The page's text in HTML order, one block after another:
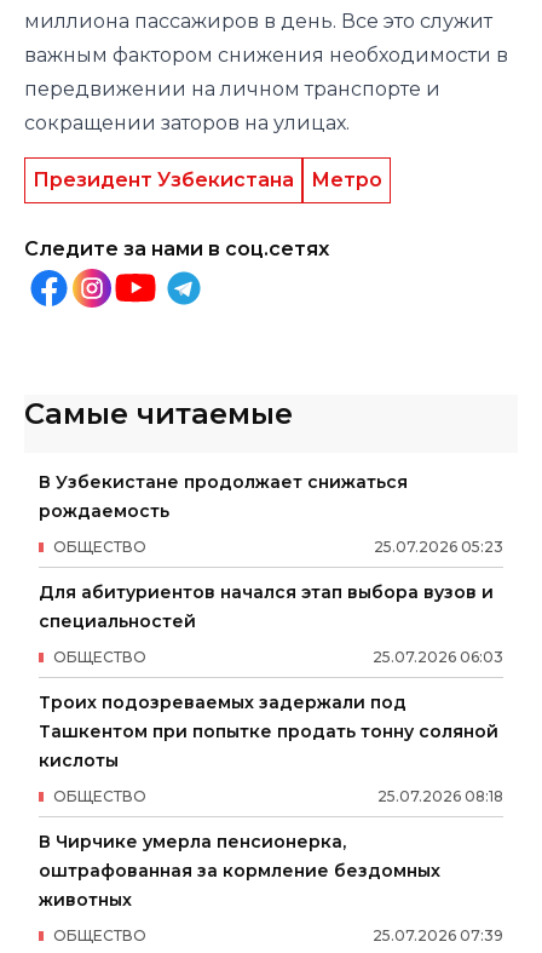
миллиона пассажиров в день. Все это служит
важным фактором снижения необходимости в
передвижении на личном транспорте и
сокращении заторов на улицах.
Президент Узбекистана Метро
Следите за нами в соц.сетях
Самые читаемые
В Узбекистане продолжает снижаться
рождаемость
25.07.2026 05:23
ОБЩЕСТВО
Для абитуриентов начался этап выбора вузов и
специальностей
25.07.2026 06:03
ОБЩЕСТВО
Троих подозреваемых задержали под
Ташкентом при попытке продать тонну соляной
кислоты
25.07.2026 08:18
ОБЩЕСТВО
В Чирчике умерла пенсионерка,
оштрафованная за кормление бездомных
животных
25.07.2026 07:39
ОБЩЕСТВО